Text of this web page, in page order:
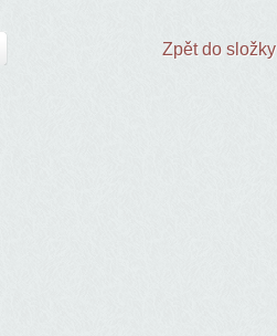
Zpět do složky